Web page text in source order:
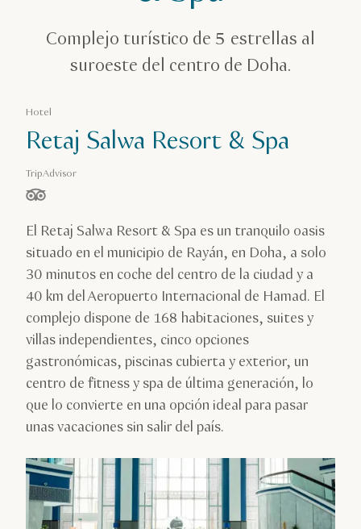
Complejo turístico de 5 estrellas al
suroeste del centro de Doha.
Hotel
Retaj Salwa Resort & Spa
TripAdvisor
estrella(s) de 5 en función de
El Retaj Salwa Resort & Spa es un tranquilo oasis
situado en el municipio de Rayán, en Doha, a solo
30 minutos en coche del centro de la ciudad y a
40 km del Aeropuerto Internacional de Hamad. El
complejo dispone de 168 habitaciones, suites y
villas independientes, cinco opciones
gastronómicas, piscinas cubierta y exterior, un
centro de fitness y spa de última generación, lo
que lo convierte en una opción ideal para pasar
unas vacaciones sin salir del país.